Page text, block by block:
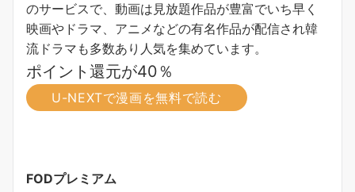
のサービスで、動画は見放題作品が豊富でいち早く
映画やドラマ、アニメなどの有名作品が配信され韓
流ドラマも多数あり人気を集めています。
ポイント還元が40％
U-NEXTで漫画を無料で読む
FODプレミアム